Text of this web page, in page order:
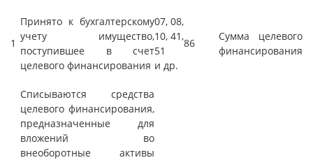
1
Принято к бухгалтерскому
учету имущество,
поступившее в счет
целевого финансирования
07, 08,
10, 41,
51
и др.
86
Сумма целевого
финансирования
Списываются средства
целевого финансирования,
предназначенные для
вложений во
внеоборотные активы